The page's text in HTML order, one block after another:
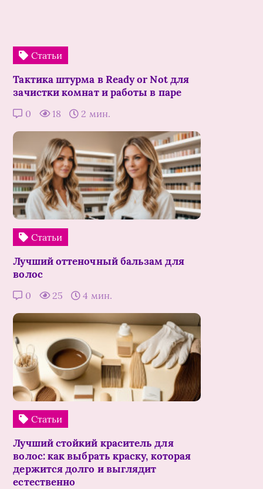
Статьи
Тактика штурма в Ready or Not для
зачистки комнат и работы в паре
0 18 2 мин.
Статьи
Лучший оттеночный бальзам для
волос
0 25 4 мин.
Статьи
Лучший стойкий краситель для
волос: как выбрать краску, которая
держится долго и выглядит
естественно